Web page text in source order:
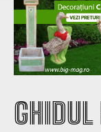
GHIDUL